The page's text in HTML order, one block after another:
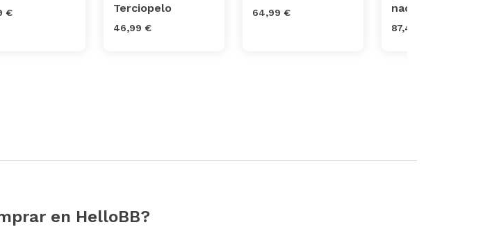
€
Terciopelo
46,99 €
64,99 €
nacidos Cocoon
87,47 €
en HelloBB?